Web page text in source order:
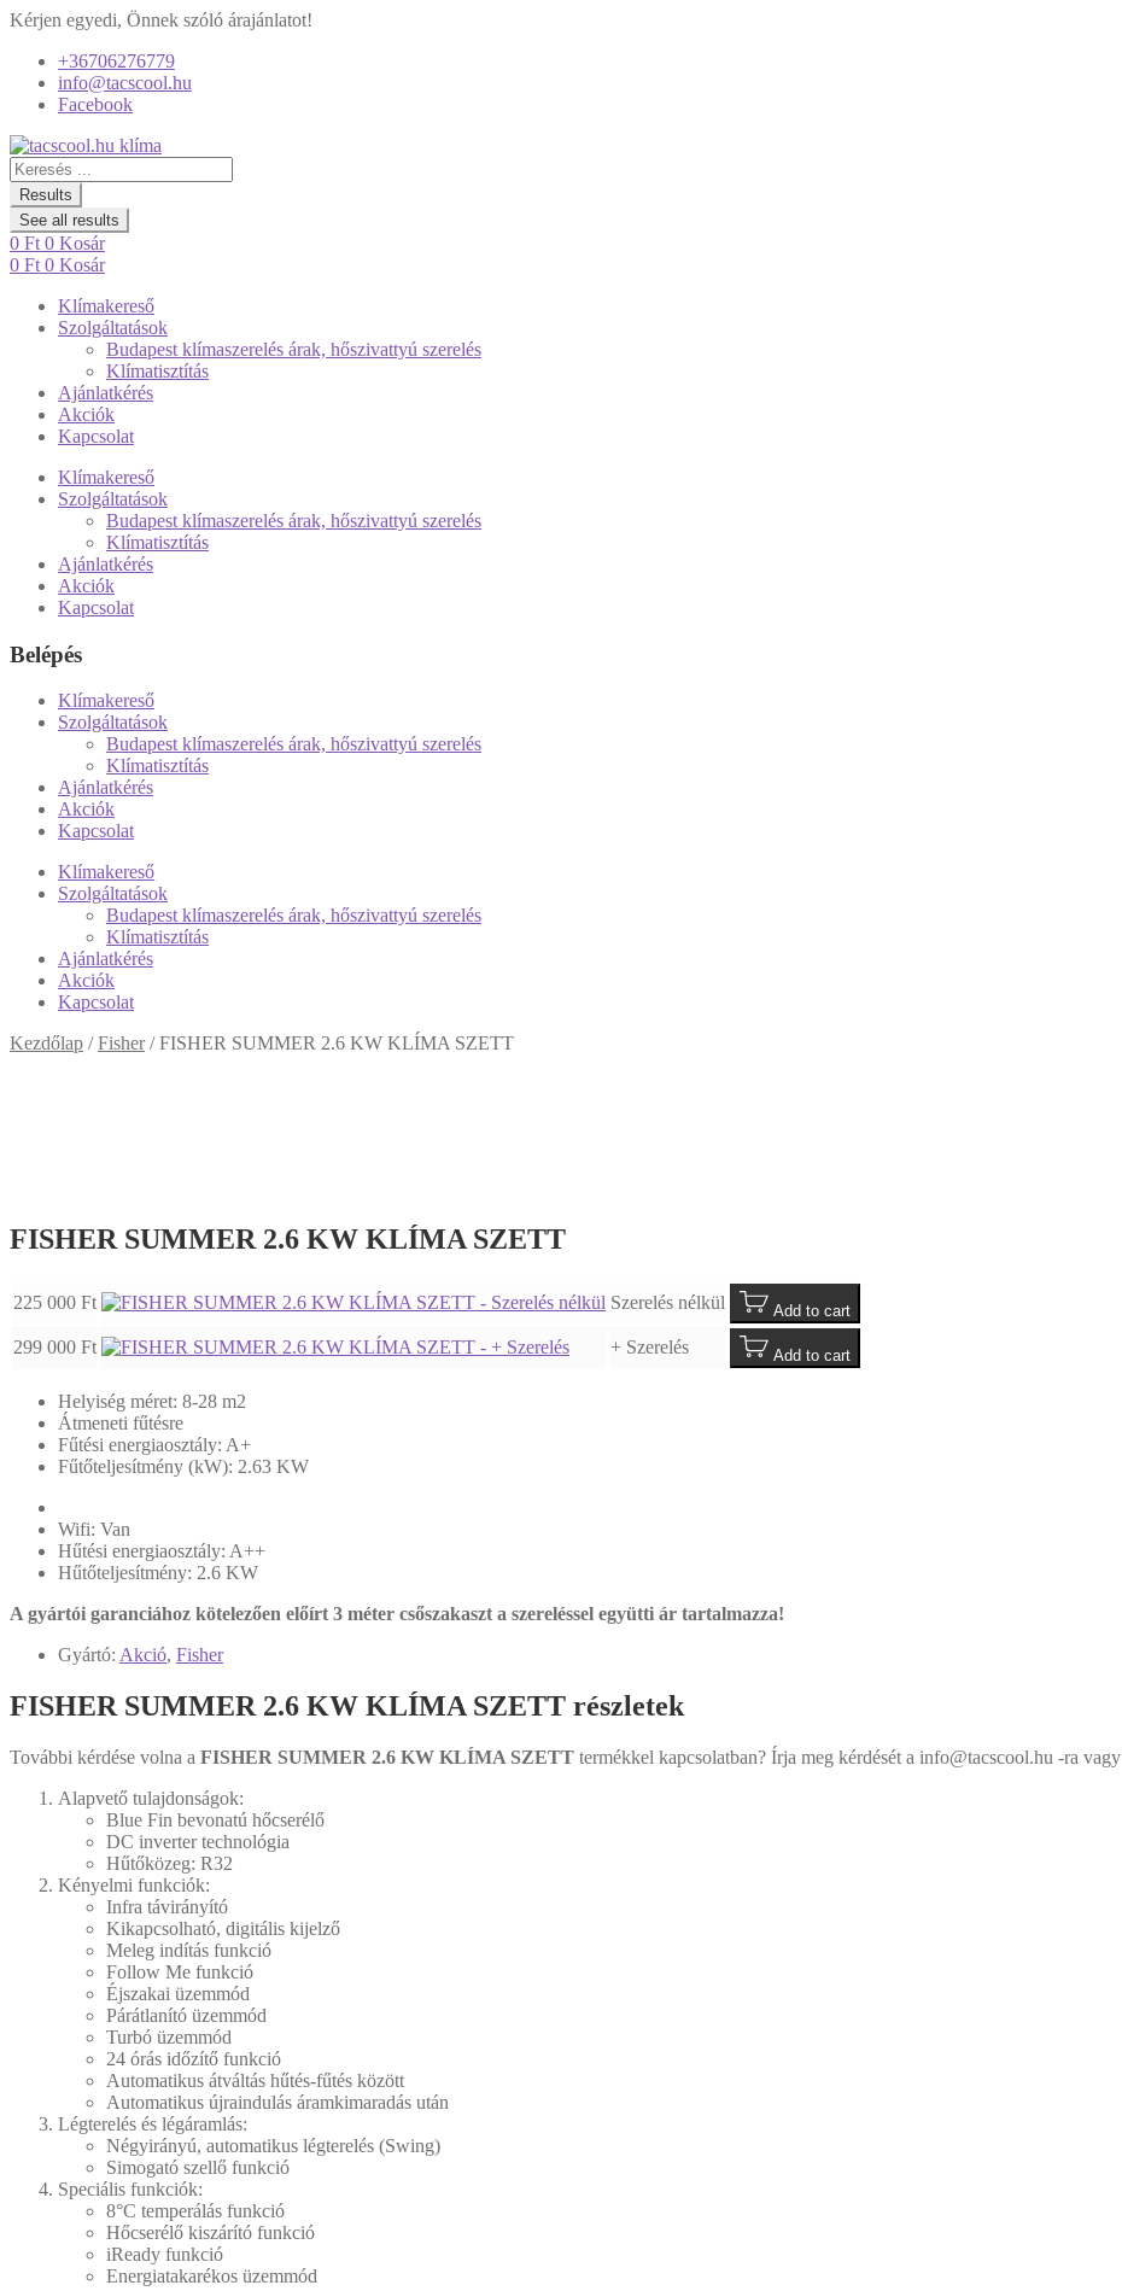
Kérjen egyedi, Önnek szóló árajánlatot!
+36706276779
info@tacscool.hu
Facebook
Search
...Results
See all results
0 Ft 0 Kosár
0 Ft 0 Kosár
Klímakereső
Szolgáltatások
Budapest klímaszerelés árak, hőszivattyú szerelés
Klímatisztítás
Ajánlatkérés
Akciók
Kapcsolat
Klímakereső
Szolgáltatások
Budapest klímaszerelés árak, hőszivattyú szerelés
Klímatisztítás
Ajánlatkérés
Akciók
Kapcsolat
Belépés
Klímakereső
Szolgáltatások
Budapest klímaszerelés árak, hőszivattyú szerelés
Klímatisztítás
Ajánlatkérés
Akciók
Kapcsolat
Klímakereső
Szolgáltatások
Budapest klímaszerelés árak, hőszivattyú szerelés
Klímatisztítás
Ajánlatkérés
Akciók
Kapcsolat
Kezdőlap /Fisher/FISHER SUMMER 2.6 KW KLÍMA SZETT
FISHER SUMMER 2.6 KW KLÍMA SZETT
225 000 Ft Szerelés nélkül Add to cart
299 000 Ft + Szerelés Add to cart
Helyiség méret: 8-28 m2
Átmeneti fűtésre
Fűtési energiaosztály: A+
Fűtőteljesítmény (kW): 2.63 KW
Wifi: Van
Hűtési energiaosztály: A++
Hűtőteljesítmény: 2.6 KW
A gyártói garanciához kötelezően előírt 3 méter csőszakaszt a szereléssel együtti ár tartalmazza!
Gyártó: Akció, Fisher
FISHER SUMMER 2.6 KW KLÍMA SZETT részletek
További kérdése volna a FISHER SUMMER 2.6 KW KLÍMA SZETT termékkel kapcsolatban? Írja meg kérdését a info@tacscool.hu -ra
Alapvető tulajdonságok:
Blue Fin bevonatú hőcserélő
DC inverter technológia
Hűtőközeg: R32
Kényelmi funkciók:
Infra távirányító
Kikapcsolható, digitális kijelző
Meleg indítás funkció
Follow Me funkció
Éjszakai üzemmód
Párátlanító üzemmód
Turbó üzemmód
24 órás időzítő funkció
Automatikus átváltás hűtés-fűtés között
Automatikus újraindulás áramkimaradás után
Légterelés és légáramlás:
Négyirányú, automatikus légterelés (Swing)
Simogató szellő funkció
Speciális funkciók:
8°C temperálás funkció
Hőcserélő kiszárító funkció
iReady funkció
Energiatakarékos üzemmód